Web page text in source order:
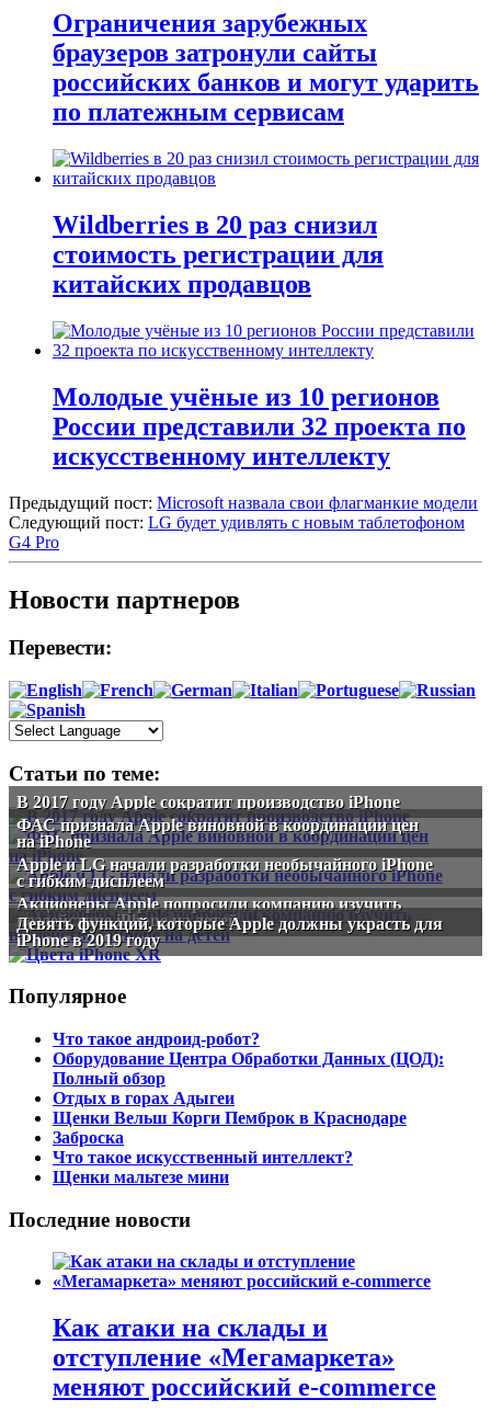
Ограничения зарубежных
браузеров затронули сайты
российских банков и могут ударить
по платежным сервисам
Wildberries в 20 раз снизил
стоимость регистрации для
китайских продавцов
Молодые учёные из 10 регионов
России представили 32 проекта по
искусственному интеллекту
Предыдущий пост: Microsoft назвала свои флагманкие модели
Следующий пост: LG будет удивлять с новым таблетофоном
G4 Pro
Новости партнеров
Перевести:
Статьи по теме:
В 2017 году Apple сократит производство iPhone
ФАС признала Apple виновной в координации цен
на iPhone
Apple и LG начали разработки необычайного iPhone
с гибким дисплеем
Акционеры Apple попросили компанию изучить
воздействие iPhone на детей
Девять функций, которые Apple должны украсть для
iPhone в 2019 году
Популярное
Что такое андроид-робот?
Оборудование Центра Обработки Данных (ЦОД):
Полный обзор
Отдых в горах Адыгеи
Щенки Вельш Корги Пемброк в Краснодаре
Заброска
Что такое искусственный интеллект?
Щенки мальтезе мини
Последние новости
Как атаки на склады и
отступление «Мегамаркета»
меняют российский e-commerce